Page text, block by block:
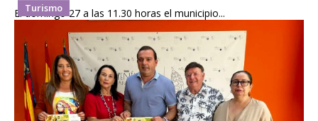
Turismo
El domingo 27 a las 11.30 horas el municipio...